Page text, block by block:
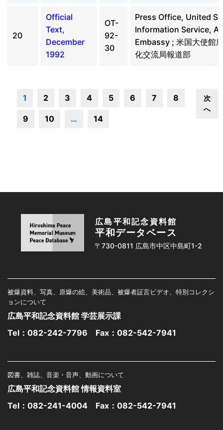
20
Official
Text,
December
1992
OT-
92-
30
Press Office, United
Information Service,
Embassy ; 米国大使館
化交流局報道部
1 2 3 4 5 6 7 8
9 10 … 14
次
へ
広島平和記念資料館
平和データベース
〒730-0811 広島市中区中島町1-2
被爆資料、写真、原爆の絵、美術品、被爆者証言ビデオ、特別コレクシ
ョンについて
広島平和記念資料館 学芸展示課
Tel： 082-242-7796 Fax：082-542-7941
図書、雑誌、音楽・音声、動画について
広島平和記念資料館 情報資料室
Tel： 082-241-4004 Fax：082-542-7941